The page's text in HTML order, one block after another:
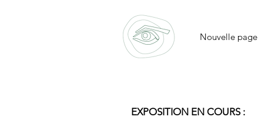
Nouvelle page
EXPOSITION EN COURS :